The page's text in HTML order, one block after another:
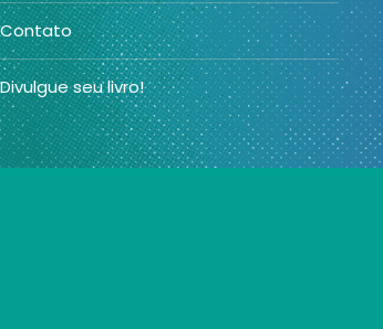
Contato
Divulgue seu livro!